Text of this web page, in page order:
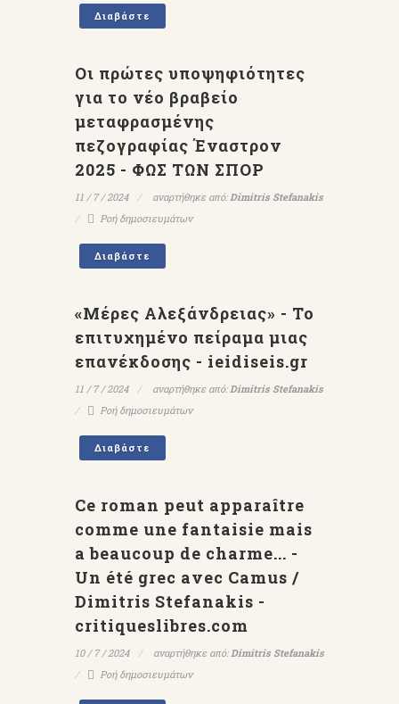
Διαβάστε
Οι πρώτες υποψηφιότητες
για το νέο βραβείο
μεταφρασμένης
πεζογραφίας Έναστρον
2025 - ΦΩΣ ΤΩΝ ΣΠΟΡ
11 / 7 / 2024 αναρτήθηκε από:Dimitris Stefanakis
Ροή δημοσιευμάτων
Διαβάστε
«Μέρες Αλεξάνδρειας» - Το
επιτυχημένο πείραμα μιας
επανέκδοσης - ieidiseis.gr
11 / 7 / 2024 αναρτήθηκε από:Dimitris Stefanakis
Ροή δημοσιευμάτων
Διαβάστε
Ce roman peut apparaître
comme une fantaisie mais
a beaucoup de charme... -
Un été grec avec Camus /
Dimitris Stefanakis -
critiqueslibres.com
10 / 7 / 2024 αναρτήθηκε από:Dimitris Stefanakis
Ροή δημοσιευμάτων